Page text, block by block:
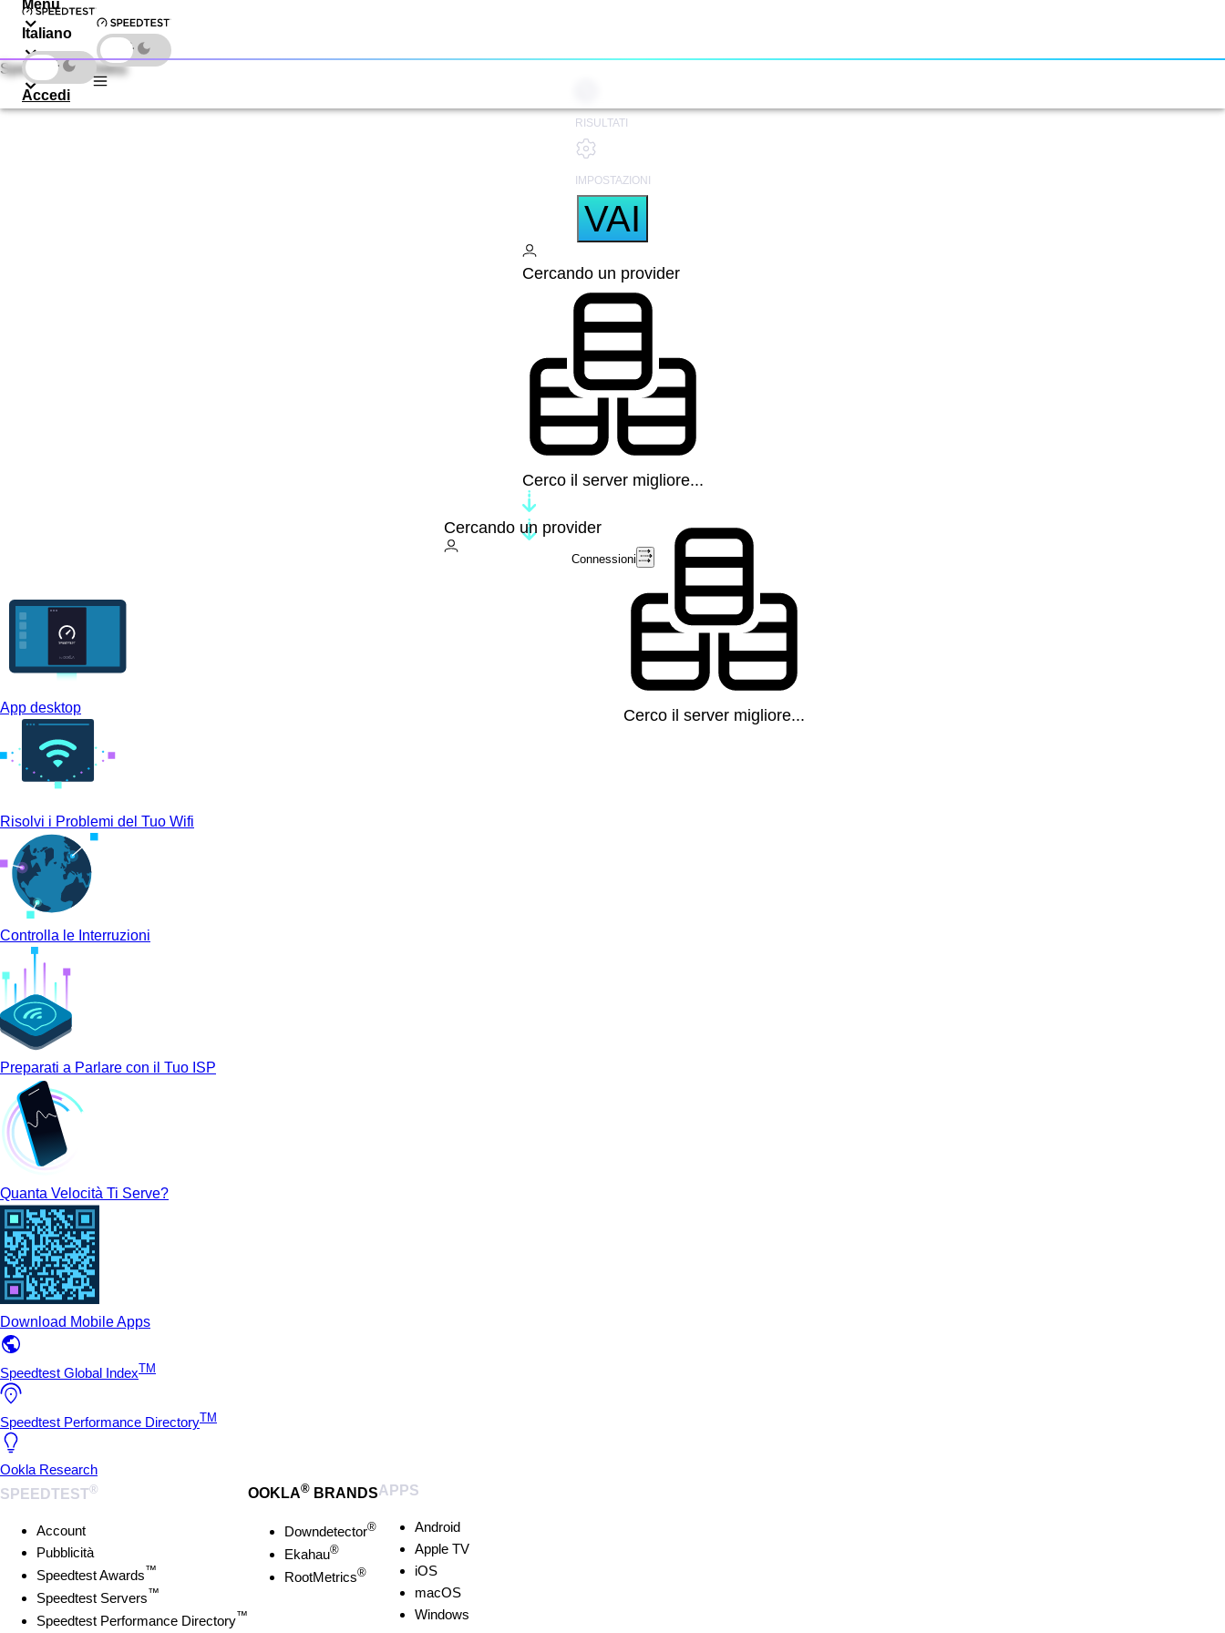
Menu
Italiano
Scarica
Accedi
Speedtest by Ookla
RISULTATI
IMPOSTAZIONI
VAI
Cercando un provider
Cerco il server migliore...
Cercando un provider
Cerco il server migliore...
Connessioni
App desktop
Risolvi i Problemi del Tuo Wifi
Controlla le Interruzioni
Preparati a Parlare con il Tuo ISP
Quanta Velocità Ti Serve?
Download Mobile Apps
Speedtest Global Index TM
Speedtest Performance Directory TM
Ookla Research
SPEEDTEST®
Account
Pubblicità
Speedtest Awards™
Speedtest Servers™
Speedtest Performance Directory™
OOKLA® BRANDS
Downdetector®
Ekahau®
RootMetrics®
APPS
Android
Apple TV
iOS
macOS
Windows